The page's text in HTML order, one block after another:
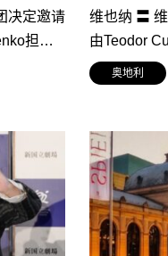
决定邀请
担…
维也纳 〓
由Teodor
奥地利